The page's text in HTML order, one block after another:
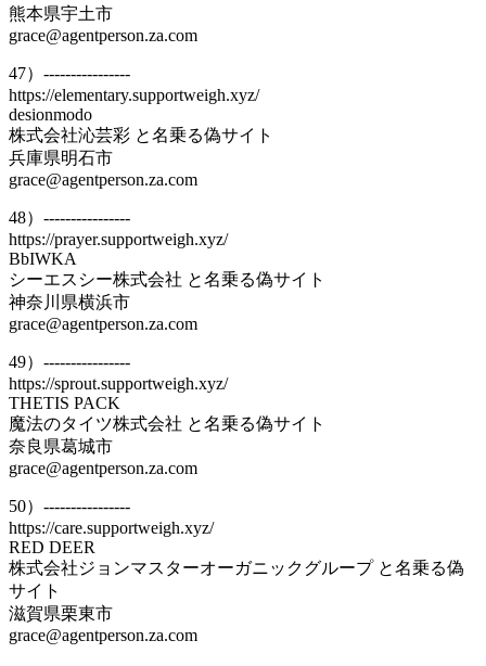
熊本県宇土市
grace@agentperson.za.com
47）----------------
https://elementary.supportweigh.xyz/
desionmodo
株式会社沁芸彩 と名乗る偽サイト
兵庫県明石市
grace@agentperson.za.com
48）----------------
https://prayer.supportweigh.xyz/
BbIWKA
シーエスシー株式会社 と名乗る偽サイト
神奈川県横浜市
grace@agentperson.za.com
49）----------------
https://sprout.supportweigh.xyz/
THETIS PACK
魔法のタイツ株式会社 と名乗る偽サイト
奈良県葛城市
grace@agentperson.za.com
50）----------------
https://care.supportweigh.xyz/
RED DEER
株式会社ジョンマスターオーガニックグループ と名乗る偽
サイト
滋賀県栗東市
grace@agentperson.za.com